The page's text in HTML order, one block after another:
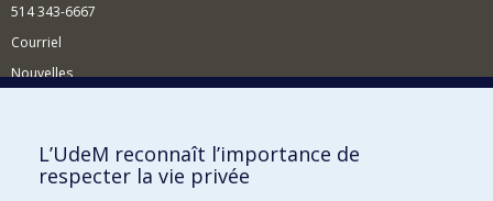
514 343-6667
Courriel
Nouvelles
Comment soutenir le Département?
BESOIN D'AIDE?
L’UdeM reconnaît l’importance de
respecter la vie privée